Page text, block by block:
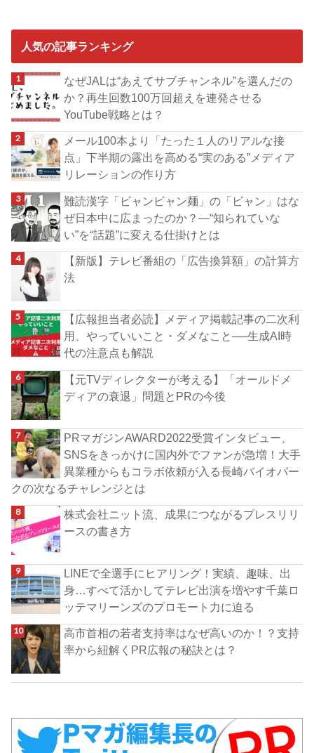
人気の記事ランキング
なぜJALは“あえてサブチャンネル”を選んだの
か？再生回数100万回超えを連発させる
YouTube戦略とは？
メール100本より「たった１人のリアルな接
点」下半期の露出を高める“実のある”メディア
リレーションの作り方
難読漢字「ビャンビャン麺」の「ビャン」はな
ぜ日本中に広まったのか？―“知られていな
い”を“話題”に変える仕掛けとは
【新版】テレビ番組の「広告換算額」の計算方
法
【広報担当者必読】メディア掲載記事の二次利
用、やっていいこと・ダメなこと──生成AI時
代の注意点も解説
【元TVディレクターが考える】「オールドメ
ディアの衰退」問題とPRの今後
PRマガジンAWARD2022受賞インタビュー、
SNSをきっかけに国内外でファンが急増！大手
異業種からもコラボ依頼が入る長崎バイオパー
クの次なるチャレンジとは
株式会社ニット流、成果につながるプレスリリ
ースの書き方
LINEで全選手にヒアリング！実績、趣味、出
身…すべて活かしてテレビ出演を増やす千葉ロ
ッテマリーンズのプロモート力に迫る
高市首相の若者支持率はなぜ高いのか！？支持
率から紐解くPR広報の秘訣とは？